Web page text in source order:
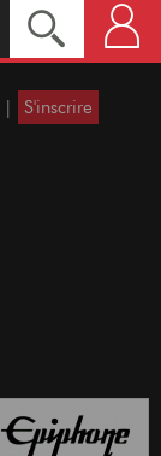
| S'inscrire